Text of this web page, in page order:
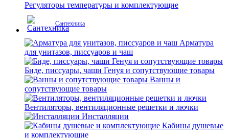
Регуляторы температуры и комплектующие
Сантехника
Арматура
для унитазов, писсуаров и чаш
Биде, писсуары, чаши Генуя и сопутствующие товары
Ванны и
сопутствующие товары
Вентиляторы, вентиляционные решетки и лючки
Инсталляции
Кабины душевые
и комплектующие